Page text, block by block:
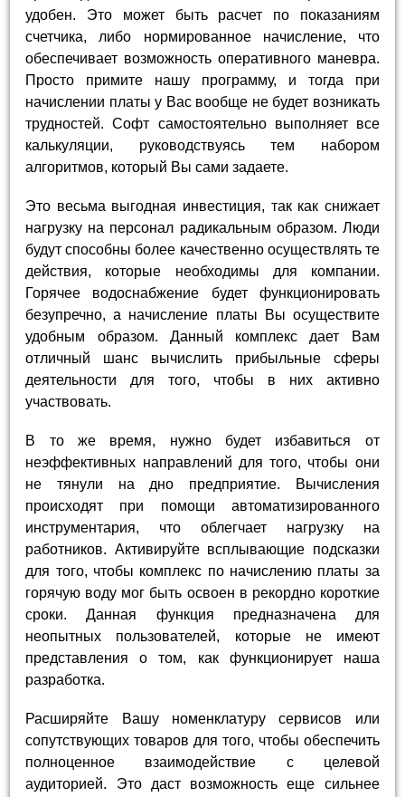
удобен. Это может быть расчет по показаниям
счетчика, либо нормированное начисление, что
обеспечивает возможность оперативного маневра.
Просто примите нашу программу, и тогда при
начислении платы у Вас вообще не будет возникать
трудностей. Софт самостоятельно выполняет все
калькуляции, руководствуясь тем набором
алгоритмов, который Вы сами задаете.
Это весьма выгодная инвестиция, так как снижает
нагрузку на персонал радикальным образом. Люди
будут способны более качественно осуществлять те
действия, которые необходимы для компании.
Горячее водоснабжение будет функционировать
безупречно, а начисление платы Вы осуществите
удобным образом. Данный комплекс дает Вам
отличный шанс вычислить прибыльные сферы
деятельности для того, чтобы в них активно
участвовать.
В то же время, нужно будет избавиться от
неэффективных направлений для того, чтобы они
не тянули на дно предприятие. Вычисления
происходят при помощи автоматизированного
инструментария, что облегчает нагрузку на
работников. Активируйте всплывающие подсказки
для того, чтобы комплекс по начислению платы за
горячую воду мог быть освоен в рекордно короткие
сроки. Данная функция предназначена для
неопытных пользователей, которые не имеют
представления о том, как функционирует наша
разработка.
Расширяйте Вашу номенклатуру сервисов или
сопутствующих товаров для того, чтобы обеспечить
полноценное взаимодействие с целевой
аудиторией. Это даст возможность еще сильнее